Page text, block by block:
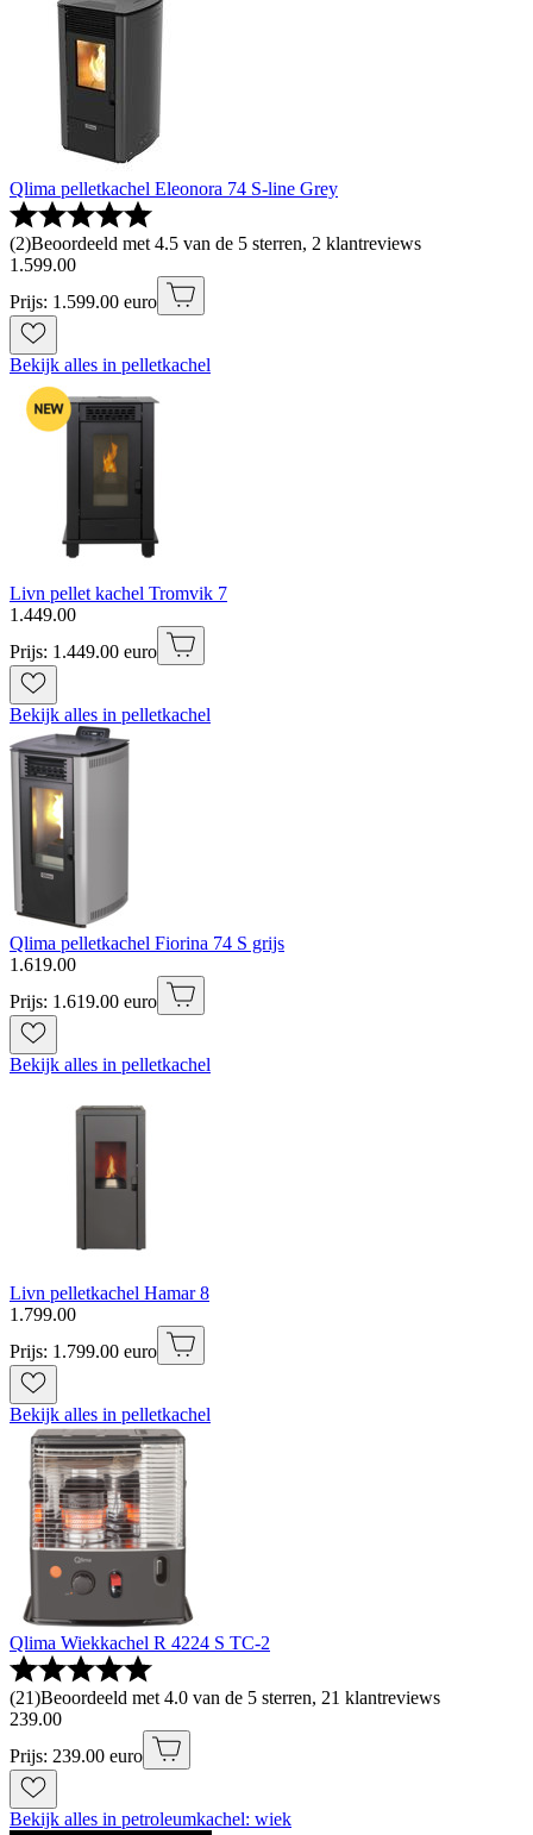
Qlima pelletkachel Eleonora 74 S-line Grey
(2)Beoordeeld met 4.5 van de 5 sterren, 2 klantreviews
1.599.00
Prijs: 1.599.00 euro
Bekijk alles in pelletkachel
Livn pellet kachel Tromvik 7
1.449.00
Prijs: 1.449.00 euro
Bekijk alles in pelletkachel
Qlima pelletkachel Fiorina 74 S grijs
1.619.00
Prijs: 1.619.00 euro
Bekijk alles in pelletkachel
Livn pelletkachel Hamar 8
1.799.00
Prijs: 1.799.00 euro
Bekijk alles in pelletkachel
Qlima Wiekkachel R 4224 S TC-2
(21)Beoordeeld met 4.0 van de 5 sterren, 21 klantreviews
239.00
Prijs: 239.00 euro
Bekijk alles in petroleumkachel: wiek